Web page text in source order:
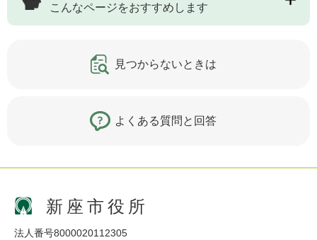
こんなページをおすすめします
見つからないときは
よくある質問と回答
新座市役所
法人番号8000020112305